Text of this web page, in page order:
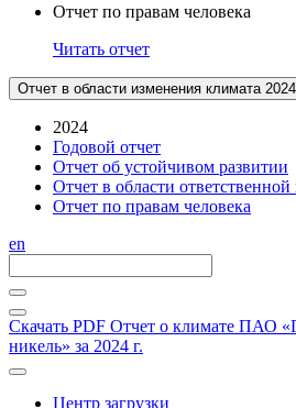
Отчет по правам человека
Читать отчет
Отчет в области изменения климата 2024
2024
Годовой отчет
Отчет об устойчивом развитии
Отчет в области
Отчет по правам человека
en
Скачать PDF Отчет о климате ПАО
никель» за 2024 г.
Центр загрузки